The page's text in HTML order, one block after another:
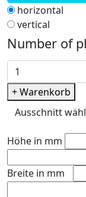
horizontal
vertical
Number of
+ Warenkorb
Ausschnitt
Höhe in mm
Breite in mm